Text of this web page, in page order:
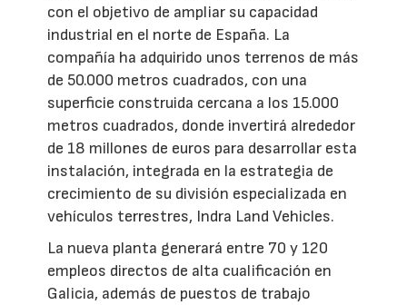
con el objetivo de ampliar su capacidad
industrial en el norte de España. La
compañía ha adquirido unos terrenos de más
de 50.000 metros cuadrados, con una
superficie construida cercana a los 15.000
metros cuadrados, donde invertirá alrededor
de 18 millones de euros para desarrollar esta
instalación, integrada en la estrategia de
crecimiento de su división especializada en
vehículos terrestres, Indra Land Vehicles.
La nueva planta generará entre 70 y 120
empleos directos de alta cualificación en
Galicia, además de puestos de trabajo